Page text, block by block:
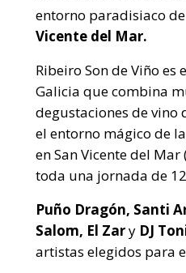
entorno paradisiaco
Vicente del Mar.
Ribeiro Son de Viño es
Galicia que combina
degustaciones de vino
el entorno mágico de
en San Vicente del
toda una jornada de
Puño Dragón, Santi
Salom, El Zary DJ
artistas elegidos para